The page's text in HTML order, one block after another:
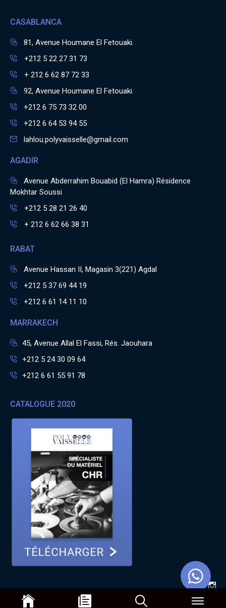
CASABLANCA
81, Avenue Houmane El Fetouaki.
+212 5 22 27 31 73
+ 212 6 62 87 72 33
92, Avenue Houmane El Fetouaki.
+212 6 75 73 32 00
+212 6 64 53 94 55
lahlou.polyvaisselle@gmail.com
AGADIR
Avenue Abderrahim Bouabid (El Hamra) Résidence
Mokhtar Soussi
+212 5 28 21 26 40
+ 212 6 62 66 38 31
RABAT
Avenue Hassan II, Magasin 3(221) Agdal
+212 5 37 69 44 19
+212 6 61 14 11 10
MARRAKECH
45, Avenue Allal El Fassi, Rés. Jaouhara
+212 5 24 30 09 64
+212 6 61 55 91 78
CATALOGUE 2020